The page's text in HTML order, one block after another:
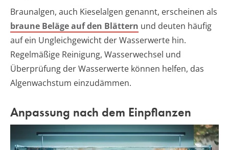
Braunalgen, auch Kieselalgen genannt, erscheinen als
braune Beläge auf den Blättern und deuten häufig
auf ein Ungleichgewicht der Wasserwerte hin.
Regelmäßige Reinigung, Wasserwechsel und
Überprüfung der Wasserwerte können helfen, das
Algenwachstum einzudämmen.
Anpassung nach dem Einpflanzen